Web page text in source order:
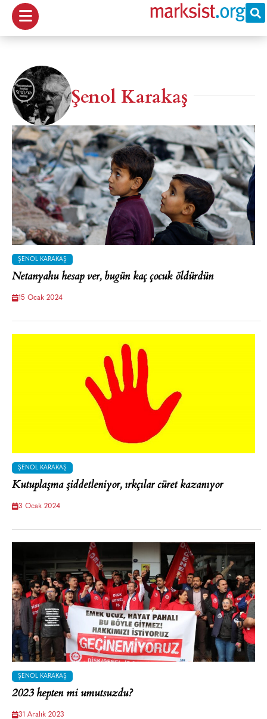
Şenol Karakaş
ŞENOL KARAKAŞ
Netanyahu hesap ver, bugün kaç çocuk öldürdün
15 Ocak 2024
ŞENOL KARAKAŞ
Kutuplaşma şiddetleniyor, ırkçılar cüret kazanıyor
3 Ocak 2024
ŞENOL KARAKAŞ
2023 hepten mi umutsuzdu?
31 Aralık 2023